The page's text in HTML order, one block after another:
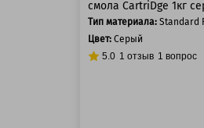
смола CartriDge 1кг
Тип материала: Standard
Цвет: Серый
5.0 1 отзыв 1 вопрос